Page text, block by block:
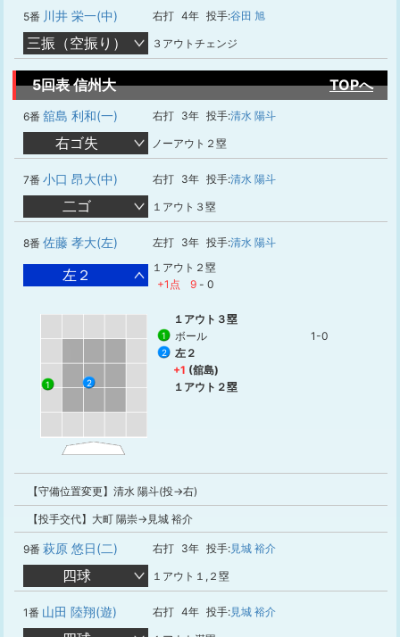
5番 川井 栄一(中) 右打 4年 投手:谷田 旭
三振（空振り） ３アウトチェンジ
5回表 信州大 TOPへ
6番 舘島 利和(一) 右打 3年 投手:清水 陽斗
右ゴ失 ノーアウト２塁
7番 小口 昂大(中) 右打 3年 投手:清水 陽斗
二ゴ １アウト３塁
8番 佐藤 孝大(左) 左打 3年 投手:清水 陽斗
左２
１アウト２塁
+1点
9 - 0
1 2
１アウト３塁
1 ボール 1-0
2
左２
+1 (舘島)
１アウト２塁
【守備位置変更】清水 陽斗(投→右)
【投手交代】大町 陽崇→見城 裕介
9番 萩原 悠日(二) 右打 3年 投手:見城 裕介
四球 １アウト１,２塁
1番 山田 陸翔(遊) 右打 4年 投手:見城 裕介